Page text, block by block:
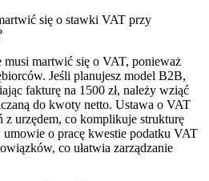
się o stawki VAT przy
martwić się o VAT, ponieważ
Jeśli planujesz model B2B,
fakturę na 1500 zł, należy wziąć
do kwoty netto. Ustawa o VAT
z urzędem, co komplikuje strukturę
o pracę kwestie podatku VAT
co ułatwia zarządzanie